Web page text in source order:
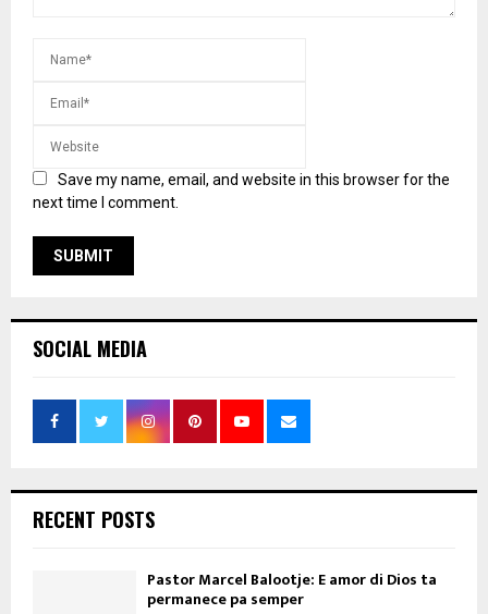
Save my name, email, and website in this browser for the
next time I comment.
SOCIAL MEDIA
RECENT POSTS
Pastor Marcel Balootje: E amor di Dios ta
permanece pa semper